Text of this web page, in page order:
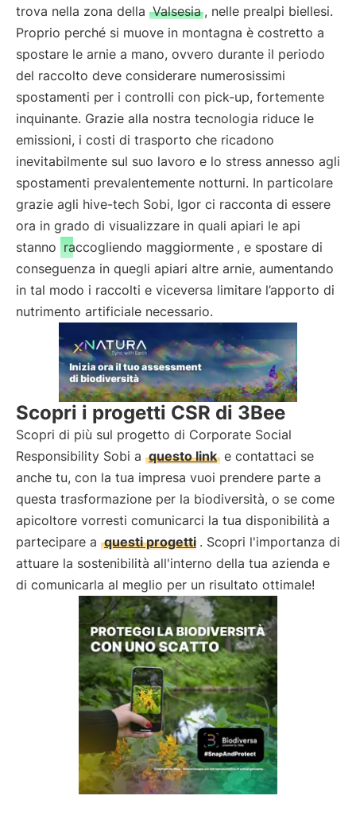
trova nella zona della Valsesia , nelle prealpi biellesi.
Proprio perché si muove in montagna è costretto a
spostare le arnie a mano, ovvero durante il periodo
del raccolto deve considerare numerosissimi
spostamenti per i controlli con pick-up, fortemente
inquinante. Grazie alla nostra tecnologia riduce le
emissioni, i costi di trasporto che ricadono
inevitabilmente sul suo lavoro e lo stress annesso agli
spostamenti prevalentemente notturni. In particolare
grazie agli hive-tech Sobi, Igor ci racconta di essere
ora in grado di visualizzare in quali apiari le api
stanno raccogliendo maggiormente , e spostare di
conseguenza in quegli apiari altre arnie, aumentando
in tal modo i raccolti e viceversa limitare l’apporto di
nutrimento artificiale necessario.
Scopri i progetti CSR di 3Bee
Scopri di più sul progetto di Corporate Social
Responsibility Sobi a questo link e contattaci se
anche tu, con la tua impresa vuoi prendere parte a
questa trasformazione per la biodiversità, o se come
apicoltore vorresti comunicarci la tua disponibilità a
partecipare a questi progetti . Scopri l'importanza di
attuare la sostenibilità all'interno della tua azienda e
di comunicarla al meglio per un risultato ottimale!